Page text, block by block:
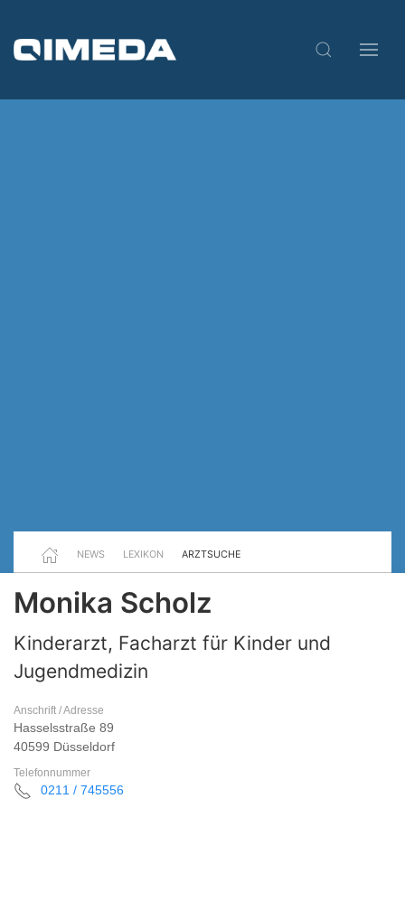
NEWS LEXIKON ARZTSUCHE
Monika Scholz
Kinderarzt, Facharzt für Kinder und
Jugendmedizin
Anschrift / Adresse
Hasselsstraße 89
40599 Düsseldorf
Telefonnummer
0211 / 745556